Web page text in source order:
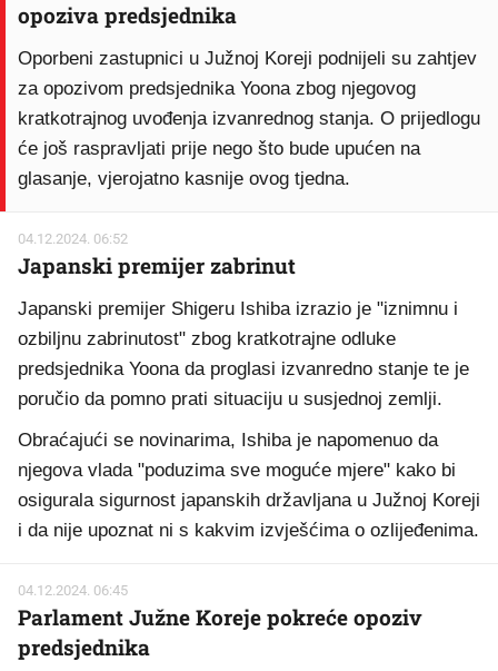
opoziva predsjednika
Oporbeni zastupnici u Južnoj Koreji podnijeli su zahtjev
za opozivom predsjednika Yoona zbog njegovog
kratkotrajnog uvođenja izvanrednog stanja. O prijedlogu
će još raspravljati prije nego što bude upućen na
glasanje, vjerojatno kasnije ovog tjedna.
04.12.2024. 06:52
Japanski premijer zabrinut
Japanski premijer Shigeru Ishiba izrazio je "iznimnu i
ozbiljnu zabrinutost" zbog kratkotrajne odluke
predsjednika Yoona da proglasi izvanredno stanje te je
poručio da pomno prati situaciju u susjednoj zemlji.
Obraćajući se novinarima, Ishiba je napomenuo da
njegova vlada "poduzima sve moguće mjere" kako bi
osigurala sigurnost japanskih državljana u Južnoj Koreji
i da nije upoznat ni s kakvim izvješćima o ozlijeđenima.
04.12.2024. 06:45
Parlament Južne Koreje pokreće opoziv
predsjednika